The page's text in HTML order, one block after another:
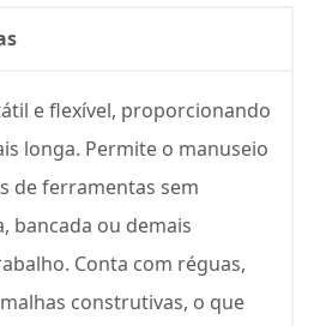
e flexível, proporcionando
longa. Permite o manuseio
de ferramentas sem
bancada ou demais
Conta com réguas,
construtivas, o que